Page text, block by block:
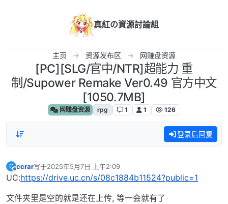
真紅の資源討論組
主页 资源发布区 网赚盘资源
[PC][SLG/官中/NTR]超能力 重
制/Supower Remake Ver0.49 官方中文
[1050.7MB]
网赚盘资源 rpg 1 1 126
登录后回复
C
离线
ccrar写于2025年5月7日 上午2:09
最后由 编辑
UC:https://drive.uc.cn/s/08c1884b11524?public=1
文件夹里是空的就是还在上传, 等一会就有了